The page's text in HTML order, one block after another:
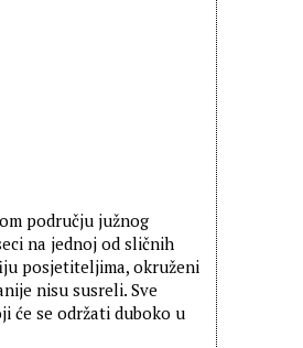
području južnog
na jednoj od sličnih
posjetiteljima, okruženi
nisu susreli. Sve
će se održati duboko u